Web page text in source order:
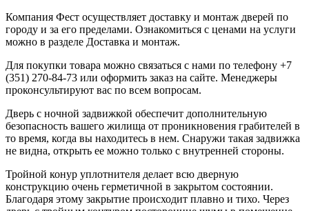
Компания Фест осуществляет доставку и монтаж дверей по
городу и за его пределами. Ознакомиться с ценами на услуги
можно в разделе Доставка и монтаж.
Для покупки товара можно связаться с нами по телефону +7
(351) 270-84-73 или оформить заказ на сайте. Менеджеры
проконсультируют вас по всем вопросам.
Дверь с ночной задвижкой обеспечит дополнительную
безопасность вашего жилища от проникновения грабителей в
то время, когда вы находитесь в нем. Снаружи такая задвижка
не видна, открыть ее можно только с внутренней стороны.
Тройной конур уплотнителя делает всю дверную
конструкцию очень герметичной в закрытом состоянии.
Благодаря этому закрытие происходит плавно и тихо. Через